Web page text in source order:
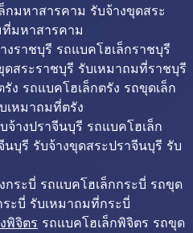
กมหาสารคาม รับจ้างขุดสระ
มหาสารคาม
งราชบุรี รถแบคโฮเล็กราชบุรี
ดสระราชบุรี รับเหมาถมที่ราชบุรี
ง รถแบคโฮเล็กตรัง รถขุดเล็ก
เหมาถมที่ตรัง
จ้างปราจีนบุรี รถแบคโฮเล็ก
บุรี รับจ้างขุดสระปราจีนบุรี รับ
กระบี่ รถแบคโฮเล็กกระบี่ รถขุด
ะบี่ รับเหมาถมที่กระบี่
พิจิตร รถแบคโฮเล็กพิจิตร รถขุด